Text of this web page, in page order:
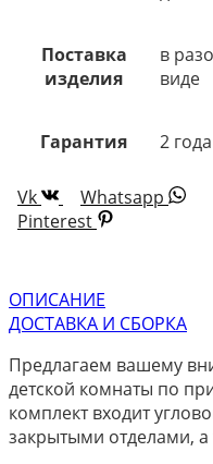
Поставка
изделия
в
виде
Гарантия 2 года
Vk
Whatsapp
Pinterest
ОПИСАНИЕ
ДОСТАВКА И СБОРКА
Предлагаем вашему
детской комнаты по
комплект входит
закрытыми отделами, а